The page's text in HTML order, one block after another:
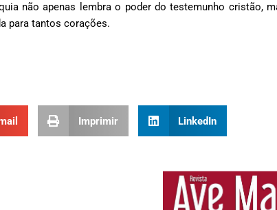
não apenas lembra o poder do testemunho cristão,
para tantos corações.
Imprimir LinkedIn